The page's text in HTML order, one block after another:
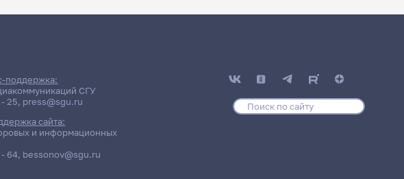
поддержка:
СГУ
25, press@sgu.ru
сайта:
и информационных
- 64, bessonov@sgu.ru